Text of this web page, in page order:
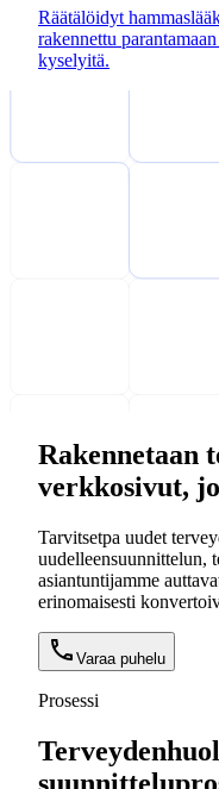
Räätälöidyt
rakennettu
kyselyitä.
Rakennetaan
verkkosivut,
Tarvitsetpa uudet
uudelleensuunnittelun,
asiantuntijamme
erinomaisesti
Varaa puhelu
Prosessi